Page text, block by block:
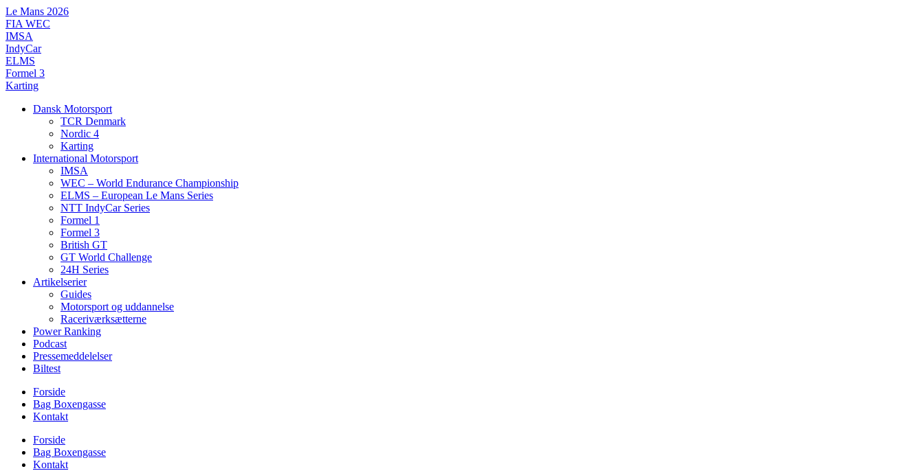
Videre
til
indhold
Le Mans 2026
FIA WEC
IMSA
IndyCar
ELMS
Formel 3
Karting
Dansk Motorsport
TCR Denmark
Nordic 4
Karting
International Motorsport
IMSA
WEC – World Endurance Championship
ELMS – European Le Mans Series
NTT IndyCar Series
Formel 1
Formel 3
British GT
GT World Challenge
24H Series
Artikelserier
Guides
Motorsport og uddannelse
Raceriværksætterne
Power Ranking
Podcast
Pressemeddelelser
Biltest
Forside
Bag Boxengasse
Kontakt
Forside
Bag Boxengasse
Kontakt